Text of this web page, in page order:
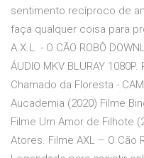
sentimento recíproco de
faça qualquer coisa para
A.X.L. - O CÃO ROBÔ
ÁUDIO MKV BLURAY
Chamado da Floresta -
Aucademia (2020) Filme
Filme Um Amor de Filhote
Atores. Filme AXL – O Cão